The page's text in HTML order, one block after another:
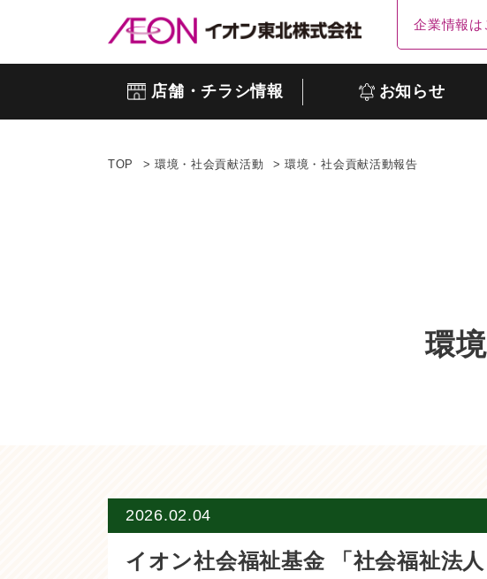
企業情報は
店舗・チラシ情報 お知らせ
TOP 環境・社会貢献活動 環境・社会貢献活動報告
環
2026.02.04
イオン社会福祉基金 「社会福祉法